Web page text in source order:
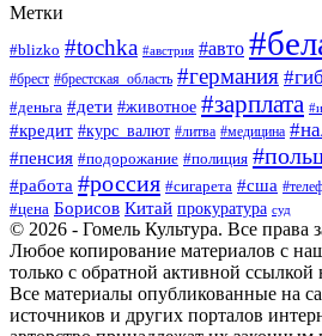
Метки
#blizko #tochka #австрия #авто
#брест #брестская_область #германия
#деньга #дети #животное #зарплата
#кредит #курс_валют #литва #медицина
#пенсия #подорожание #полиция
#работа #россия #сигарета #сша
#цена Борисов Китай прокуратура суд
© 2026 - Гомель Культура. Все права
Любое копирование материалов с
только с обратной активной ссылкой
Все материалы опубликованные на
источников и других порталов